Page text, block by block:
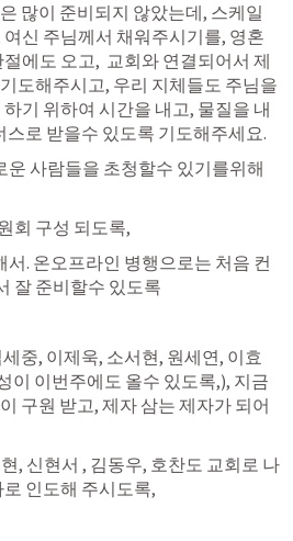
많이 준비되지 않았는데, 스케일
신 주님께서 채워주시기를, 영혼
에도 오고,  교회와 연결되어서 제
도해주시고, 우리 지체들도 주님을
기 위하여 시간을 내고, 물질을 내
스로 받을수 있도록 기도해주세요.
운 사람들을 초청할수 있기를위해
회 구성 되도록,
서. 온오프라인 병행으로는 처음 컨
잘 준비할수 있도록
중, 이제욱, 소서현, 원세연, 이효
이 이번주에도 올수 있도록,), 지금
구원 받고, 제자 삼는 제자가 되어
, 신현서 , 김동우, 호찬도 교회로 나
인도해 주시도록,